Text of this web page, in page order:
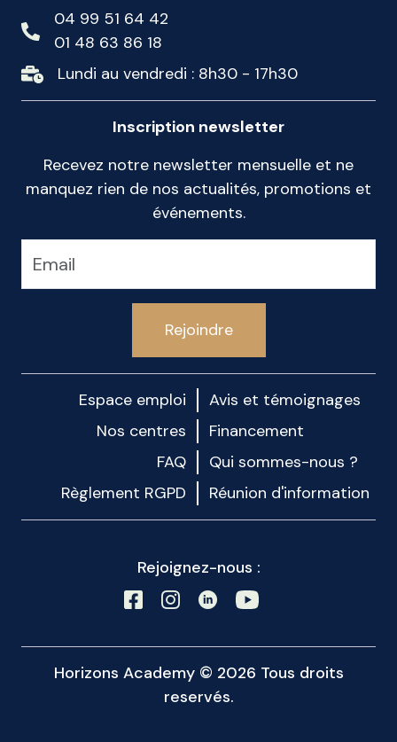
04 99 51 64 42
01 48 63 86 18
Lundi au vendredi : 8h30 - 17h30
Inscription newsletter
Recevez notre newsletter mensuelle et ne
manquez rien de nos actualités, promotions et
événements.
Rejoindre
Espace emploi
Avis et témoignages
Nos centres
Financement
FAQ
Qui sommes-nous ?
Règlement RGPD
Réunion d'information
Rejoignez-nous :
Horizons Academy © 2026 Tous droits
reservés.